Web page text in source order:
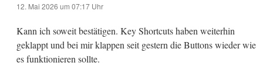
12. Mai 2026 um 07:17 Uhr
Kann ich soweit bestätigen. Key Shortcuts haben weiterhin
geklappt und bei mir klappen seit gestern die Buttons wieder wie
es funktionieren sollte.